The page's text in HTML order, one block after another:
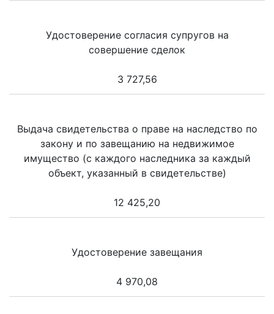
Удостоверение согласия супругов на
совершение сделок
3 727,56
Выдача свидетельства о праве на наследство по
закону и по завещанию на недвижимое
имущество (с каждого наследника за каждый
объект, указанный в свидетельстве)
12 425,20
Удостоверение завещания
4 970,08